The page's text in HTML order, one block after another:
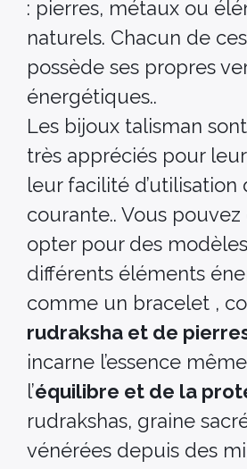
: pierres, métaux ou
naturels. Chacun de
possède ses propres
énergétiques..
Les bijoux talisman
très appréciés pour
leur facilité d’utilisation
courante.. Vous
opter pour des
différents éléments
comme un bracelet ,
rudraksha et de
incarne l’essence
l’équilibre et de la
rudrakshas, graine
vénérées depuis des